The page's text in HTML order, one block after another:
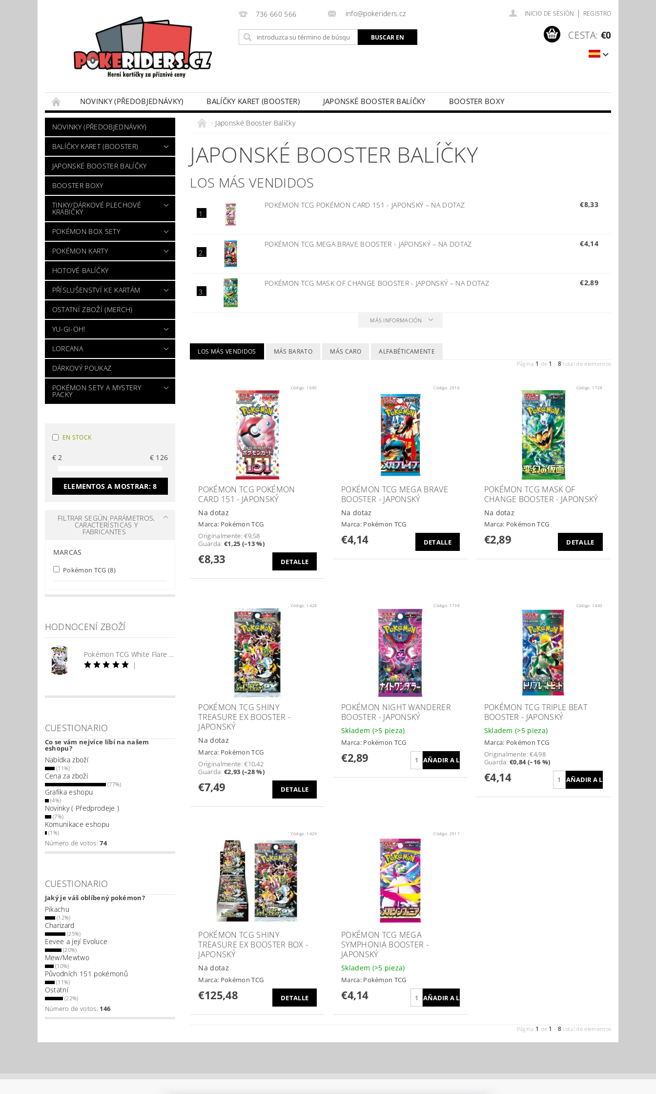
736 660 566 info@pokeriders.cz INICIO DE SESIÓN | REGISTRO
CESTA: €0
NOVINKY (PŘEDOBJEDNÁVKY) BALÍČKY KARET (BOOSTER) JAPONSKÉ BOOSTER BALÍČKY
BOOSTER BOXY
POKÉMON BOX SETY
TINKY/DÁRKOVÉ PLECHOVÉ KRABIČKY
VÝKUP POKÉMON KARET
DÁRKOVÝ POUKAZ
NOVINKY (PŘEDOBJEDNÁVKY)
BALÍČKY KARET (BOOSTER)
JAPONSKÉ BOOSTER BALÍČKY
BOOSTER BOXY
TINKY/DÁRKOVÉ PLECHOVÉ
KRABIČKY
POKÉMON BOX SETY
POKÉMON KARTY
HOTOVÉ BALÍČKY
PŘÍSLUŠENSTVÍ KE KARTÁM
OSTATNÍ ZBOŽÍ (MERCH)
YU-GI-OH!
LORCANA
DÁRKOVÝ POUKAZ
POKÉMON SETY A MYSTERY
PACKY
EN STOCK
€2 € 126
ELEMENTOS A MOSTRAR:8
FILTRAR SEGÚN PARÁMETROS,
CARACTERÍSTICAS Y
FABRICANTES
MARCAS
Pokémon TCG (8)
HODNOCENÍ ZBOŽÍ
Pokémon TCG White Flare Booster
|
CUESTIONARIO
Co se vám nejvíce líbí na našem
eshopu?
Nabídka zboží
(11%)
Cena za zboží
(77%)
Grafika eshopu
(4%)
Novinky ( Předprodeje )
(7%)
Komunikace eshopu
(1%)
Número de votos:74
CUESTIONARIO
Jaký je váš oblíbený pokémon?
Pikachu
(12%)
Charizard
(25%)
Eevee a její Evoluce
(20%)
Mew/Mewtwo
(10%)
Původních 151 pokémonů
(11%)
Ostatní
(22%)
Número de votos: 146
Japonské Booster Balíčky
JAPONSKÉ BOOSTER BALÍČKY
LOS MÁS VENDIDOS
1.
POKÉMON TCG POKÉMON CARD 151 - JAPONSKÝ – NA DOTAZ €8,33
2.
POKÉMON TCG MEGA BRAVE BOOSTER - JAPONSKÝ– NA DOTAZ €4,14
3.
POKÉMON TCG MASK OF CHANGE BOOSTER - JAPONSKÝ – NA DOTAZ €2,89
MÁS INFORMACIÓN
LOS MÁS VENDIDOS MÁS BARATO MÁS CARO ALFABÉTICAMENTE
Página 1 de 1 - 8 total de elementos
Código: 1690
POKÉMON TCG POKÉMON
CARD 151 - JAPONSKÝ
Na dotaz
Marca: Pokémon TCG
Originalmente:€9,58
Guarda: €1,25 (–13 %)
€8,33 DETALLE
Código: 2916
POKÉMON TCG MEGA BRAVE
BOOSTER - JAPONSKÝ
Na dotaz
Marca: Pokémon TCG
€4,14 DETALLE
Código: 1728
POKÉMON TCG MASK OF
CHANGE BOOSTER - JAPONSKÝ
Na dotaz
Marca: Pokémon TCG
€2,89 DETALLE
Código: 1428
POKÉMON TCG SHINY
TREASURE EX BOOSTER -
JAPONSKÝ
Na dotaz
Marca: Pokémon TCG
Originalmente:€10,42
Guarda: €2,93 (–28 %)
€7,49 DETALLE
Código: 1738
POKÉMON NIGHT WANDERER
BOOSTER - JAPONSKÝ
Skladem (>5 pieza)
Marca: Pokémon TCG
€2,89
Código: 1430
POKÉMON TCG TRIPLE BEAT
BOOSTER - JAPONSKÝ
Skladem(>5 pieza)
Marca: Pokémon TCG
Originalmente:€4,98
Guarda:€0,84 (–16 %)
€4,14
Código: 1429
POKÉMON TCG SHINY
TREASURE EX BOOSTER BOX -
JAPONSKÝ
Na dotaz
Marca: Pokémon TCG
€125,48 DETALLE
Código: 2917
POKÉMON TCG MEGA
SYMPHONIA BOOSTER -
JAPONSKÝ
Skladem (>5 pieza)
Marca: Pokémon TCG
€4,14
Página 1 de 1 - 8 total de elementos